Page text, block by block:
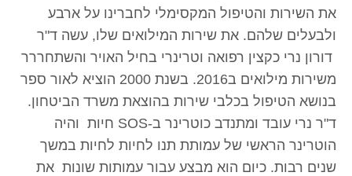
את השירות והטיפול המקסימלי לחברינו על ארבע
ולבעלים שלהם. את שירות המילואים שלו, עשה ד"ר
דורון נרי כקצין רפואה וטרינרי בחיל האויר והשתחררר
משירות מילואים ב2016. בשנת 2000 הוציא לאור ספר
בנושא הטיפול בכלבי שירות בהוצאת משרד הביטחון.
ד"ר נרי עובד ומתנדב כוטרינר ב-SOS חיות והיה
הוטרינר הראשי של עמותת תנו לחיות לחיות במשך
שנים רבות. כיום הוא מבצע עבור עמותות שונות את